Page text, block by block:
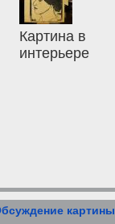
Картина в
интерьере
картины